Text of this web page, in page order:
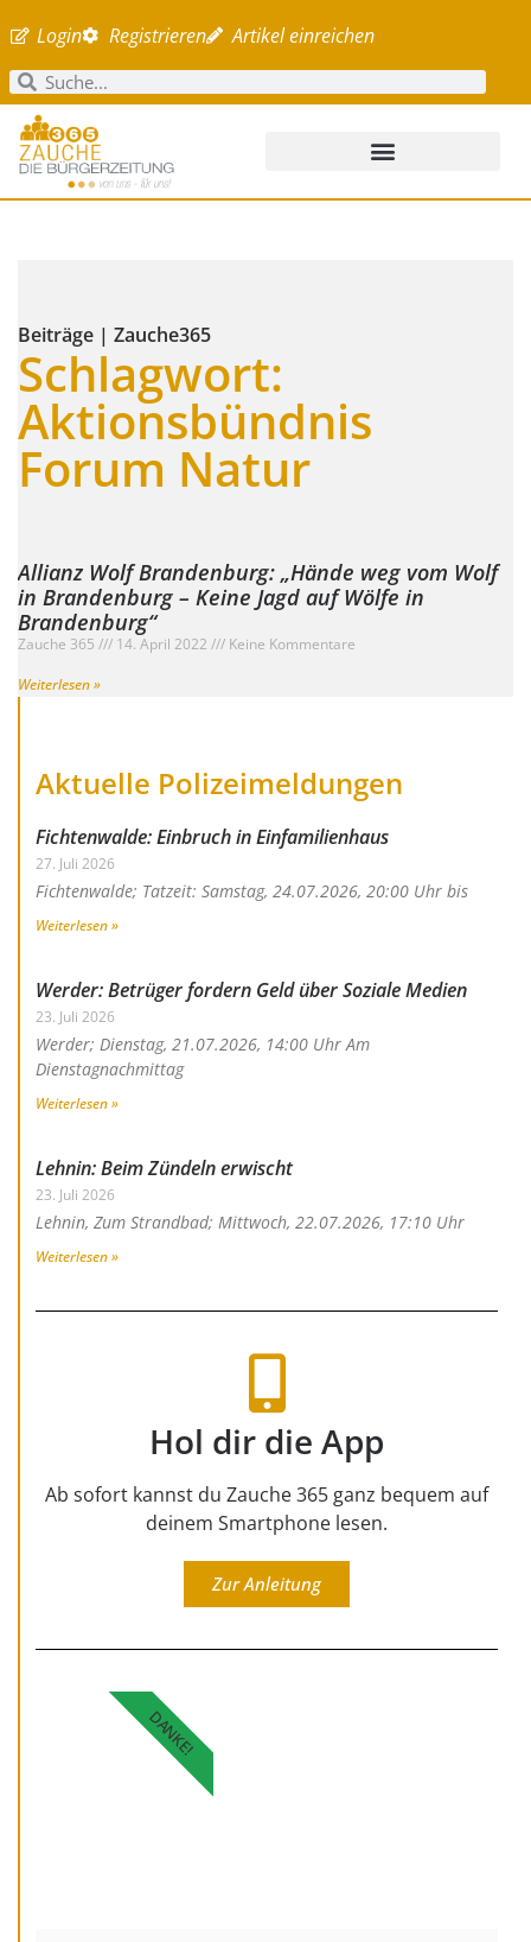
Login Registrieren Artikel einreichen
Beiträge | Zauche365
Schlagwort:
Aktionsbündnis
Forum Natur
Allianz Wolf Brandenburg: „Hände weg vom Wolf
in Brandenburg – Keine Jagd auf Wölfe in
Brandenburg“
Zauche 365 14. April 2022
Keine Kommentare
Weiterlesen »
Aktuelle Polizeimeldungen
Fichtenwalde: Einbruch in Einfamilienhaus
27. Juli 2026
Fichtenwalde; Tatzeit: Samstag, 24.07.2026, 20:00 Uhr bis
Weiterlesen »
Werder: Betrüger fordern Geld über Soziale Medien
23. Juli 2026
Werder; Dienstag, 21.07.2026, 14:00 Uhr Am
Dienstagnachmittag
Weiterlesen »
Lehnin: Beim Zündeln erwischt
23. Juli 2026
Lehnin, Zum Strandbad; Mittwoch, 22.07.2026, 17:10 Uhr
Weiterlesen »
Hol dir die App
Ab sofort kannst du Zauche 365 ganz bequem auf
deinem Smartphone lesen.
Zur Anleitung
DANKE!